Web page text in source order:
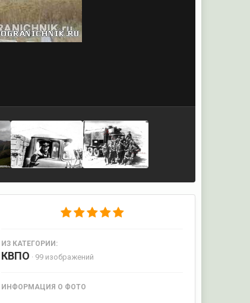
ИЗ КАТЕГОРИИ:
КВПО · 99 изображений
ИНФОРМАЦИЯ О ФОТО